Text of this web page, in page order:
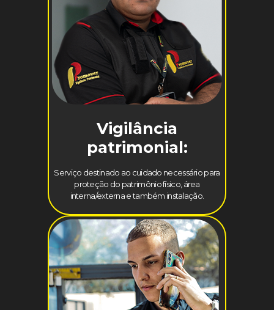
Vigilância
patrimonial:
Serviço destinado ao cuidado necessário para
proteção do patrimônio físico, área
interna/externa e também instalação.